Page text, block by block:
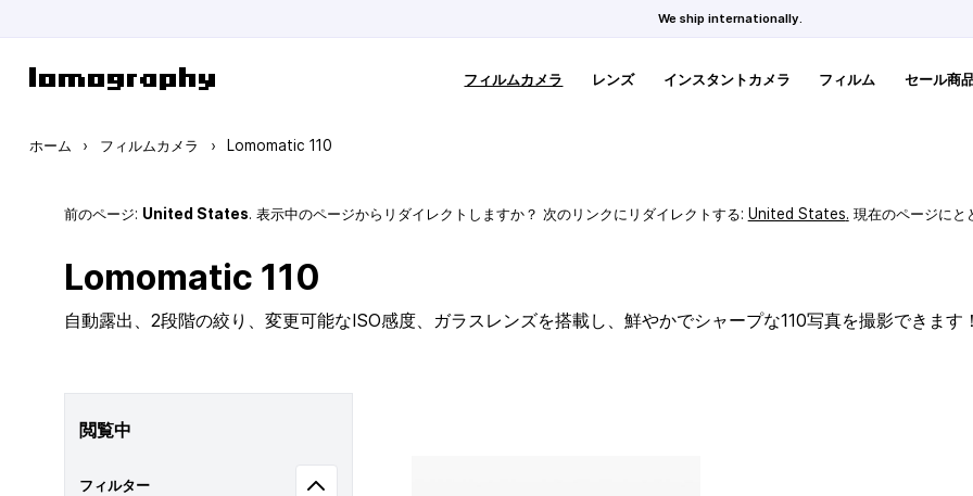
We ship internationally.
フィルムカメラ レンズ インスタントカメラ フィルム セール商
ホーム › フィルムカメラ › Lomomatic 110
前のページ: United States. 表示中のページからリダイレクトしますか？ 次のリンクにリダイレクトする: United States. 現在のページにと
Lomomatic 110
自動露出、2段階の絞り、変更可能なISO感度、ガラスレンズを搭載し、鮮やかでシャープな110写真を撮影できます
閲覧中
フィルター